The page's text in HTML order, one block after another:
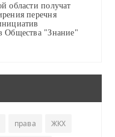
области получат
перечня
Общества "Знание"
права ЖКХ